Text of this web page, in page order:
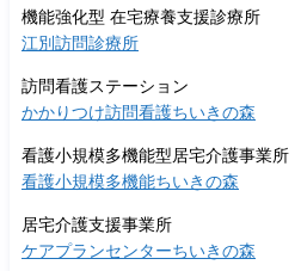
機能強化型 在宅療養支援診療所
江別訪問診療所
訪問看護ステーション
かかりつけ訪問看護ちいきの森
看護小規模多機能型居宅介護事業所
看護小規模多機能ちいきの森
居宅介護支援事業所
ケアプランセンターちいきの森